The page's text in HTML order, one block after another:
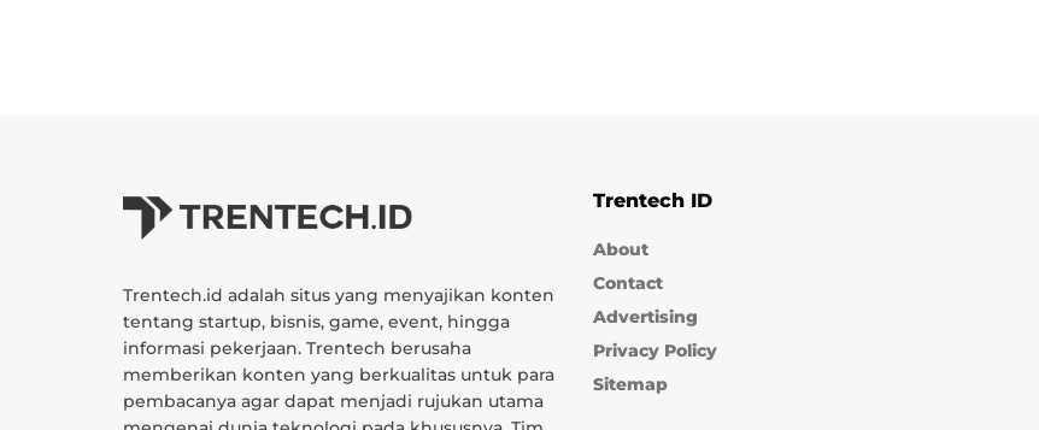
Trentech.id adalah situs yang menyajikan konten
tentang startup, bisnis, game, event, hingga
informasi pekerjaan. Trentech berusaha
memberikan konten yang berkualitas untuk para
pembacanya agar dapat menjadi rujukan utama
Trentech ID
About
Contact
Advertising
Privacy Policy
Sitemap